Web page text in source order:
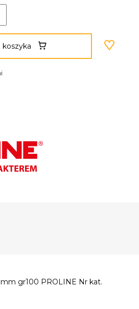
gr100 PROLINE Nr kat.
koszyka